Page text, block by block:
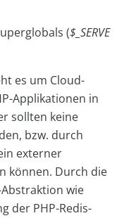
($_SERVE
es um Cloud-
Applikationen in
sollten keine
bzw. durch
externer
können. Durch die
wie
der PHP-Redis-